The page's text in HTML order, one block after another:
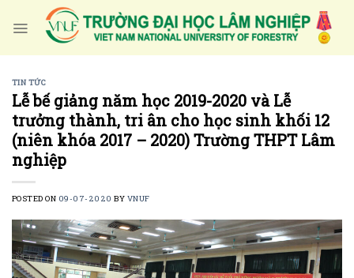
TIN TỨC
Lễ bế giảng năm học 2019-2020 và Lễ
trưởng thành, tri ân cho học sinh khối 12
(niên khóa 2017 – 2020) Trường THPT Lâm
nghiệp
POSTED ON 09-07-2020 BY VNUF